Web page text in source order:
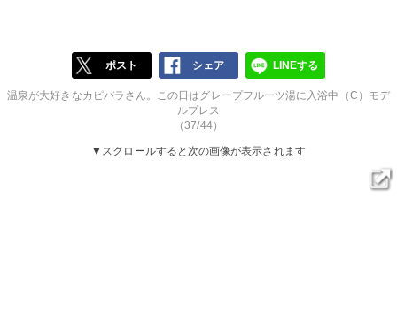
ポスト シェア LINEする
温泉が大好きなカピバラさん。この日はグレープフルーツ湯に入浴中（C）モデ
ルプレス
（37/44）
▼スクロールすると次の画像が表示されます